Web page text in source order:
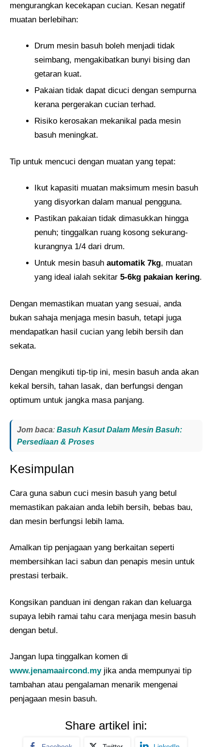
mengurangkan kecekapan cucian. Kesan negatif
muatan berlebihan:
Drum mesin basuh boleh menjadi tidak
seimbang, mengakibatkan bunyi bising dan
getaran kuat.
Pakaian tidak dapat dicuci dengan sempurna
kerana pergerakan cucian terhad.
Risiko kerosakan mekanikal pada mesin
basuh meningkat.
Tip untuk mencuci dengan muatan yang tepat:
Ikut kapasiti muatan maksimum mesin basuh
yang disyorkan dalam manual pengguna.
Pastikan pakaian tidak dimasukkan hingga
penuh; tinggalkan ruang kosong sekurang-
kurangnya 1/4 dari drum.
Untuk mesin basuh automatik 7kg, muatan
yang ideal ialah sekitar 5-6kg pakaian kering.
Dengan memastikan muatan yang sesuai, anda
bukan sahaja menjaga mesin basuh, tetapi juga
mendapatkan hasil cucian yang lebih bersih dan
sekata.
Dengan mengikuti tip-tip ini, mesin basuh anda akan
kekal bersih, tahan lasak, dan berfungsi dengan
optimum untuk jangka masa panjang.
Jom baca: Basuh Kasut Dalam Mesin Basuh:
Persediaan & Proses
Kesimpulan
Cara guna sabun cuci mesin basuh yang betul
memastikan pakaian anda lebih bersih, bebas bau,
dan mesin berfungsi lebih lama.
Amalkan tip penjagaan yang berkaitan seperti
membersihkan laci sabun dan penapis mesin untuk
prestasi terbaik.
Kongsikan panduan ini dengan rakan dan keluarga
supaya lebih ramai tahu cara menjaga mesin basuh
dengan betul.
Jangan lupa tinggalkan komen di
www.jenamaaircond.myjika anda mempunyai tip
tambahan atau pengalaman menarik mengenai
penjagaan mesin basuh.
Share artikel ini: